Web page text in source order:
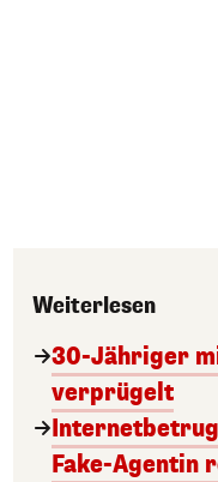
Weiterlesen
30-Jähriger
verprügelt
Fake-Agentin